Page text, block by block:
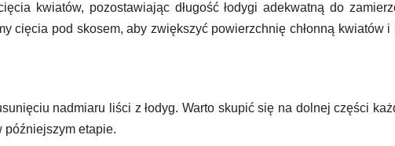
kwiatów, pozostawiając długość łodygi adekwatną do
cięcia pod skosem, aby zwiększyć powierzchnię chłonną kwiatów i
nadmiaru liści z łodyg. Warto skupić się na dolnej części
późniejszym etapie.